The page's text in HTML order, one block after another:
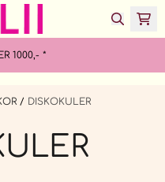
1000,- *
/ DISKOKULER